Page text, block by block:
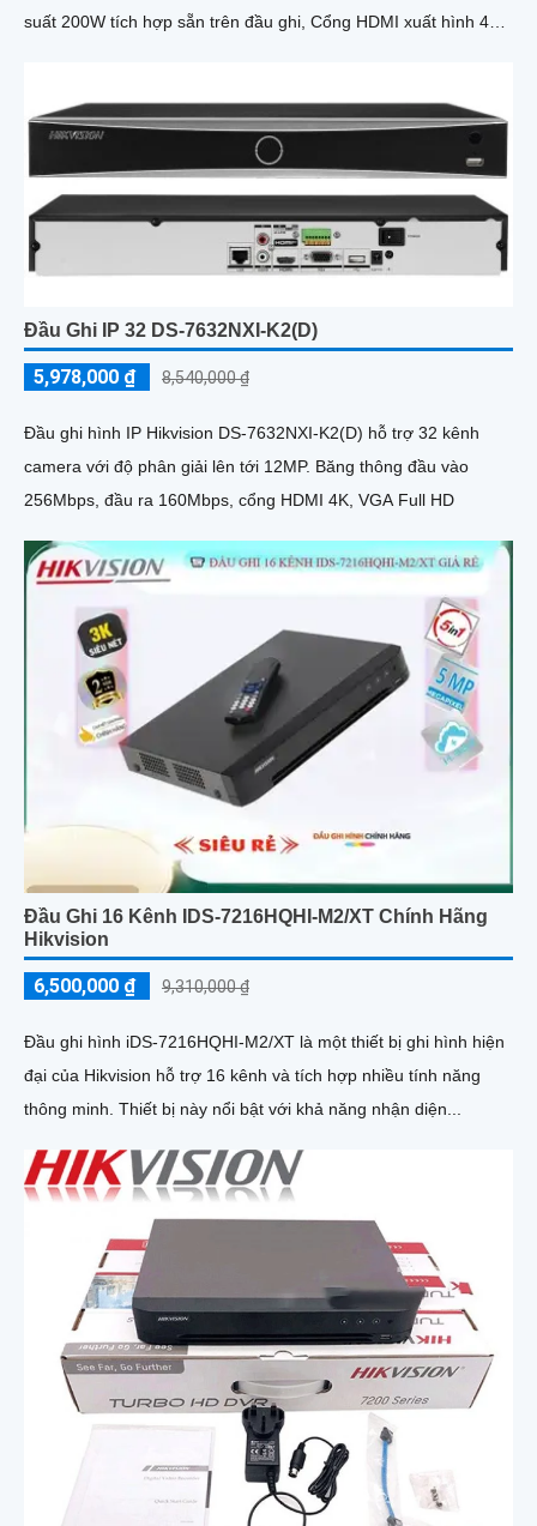
suất 200W tích hợp sẵn trên đầu ghi, Cổng HDMI xuất hình 4K,
Đầu Ghi IP 32 DS-7632NXI-K2(D)
5,978,000 ₫ 8,540,000 ₫
Đầu ghi hình IP Hikvision DS-7632NXI-K2(D) hỗ trợ 32 kênh
camera với độ phân giải lên tới 12MP. Băng thông đầu vào
256Mbps, đầu ra 160Mbps, cổng HDMI 4K, VGA Full HD
Đầu Ghi 16 Kênh IDS-7216HQHI-M2/XT Chính Hãng
Hikvision
6,500,000 ₫ 9,310,000 ₫
Đầu ghi hình iDS-7216HQHI-M2/XT là một thiết bị ghi hình hiện
đại của Hikvision hỗ trợ 16 kênh và tích hợp nhiều tính năng
thông minh. Thiết bị này nổi bật với khả năng nhận diện...